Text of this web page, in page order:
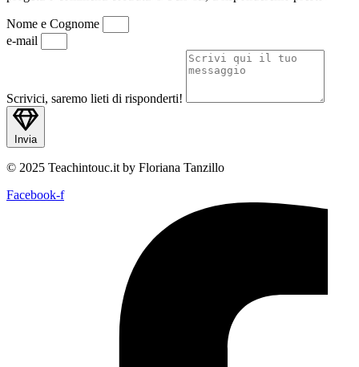
Nome e Cognome
e-mail
Scrivici, saremo lieti di risponderti!
Invia
© 2025 Teachintouc.it by Floriana Tanzillo
Facebook-f